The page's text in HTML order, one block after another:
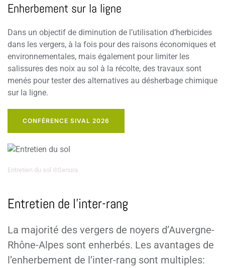
Enherbement sur la ligne
Dans un objectif de diminution de l’utilisation d’herbicides
dans les vergers, à la fois pour des raisons économiques et
environnementales, mais également pour limiter les
salissures des noix au sol à la récolte, des travaux sont
menés pour tester des alternatives au désherbage chimique
sur la ligne.
CONFÉRENCE SIVAL 2026
Entretien du sol ©Senura
Entretien de l’inter-rang
La majorité des vergers de noyers d’Auvergne-
Rhône-Alpes sont enherbés. Les avantages de
l’enherbement de l’inter-rang sont multiples: